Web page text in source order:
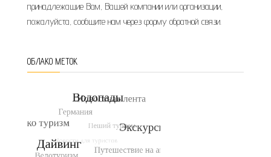
принадлежащие Вам, Вашей компании или организации,
пожалуйста, сообщите нам через форму обратной связи.
ОБЛАКО МЕТОК